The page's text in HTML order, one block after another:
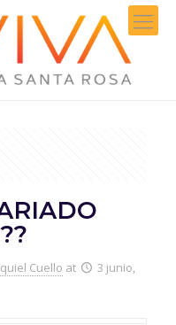
Cuello at
3 junio,